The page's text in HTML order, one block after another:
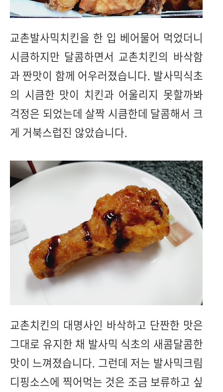
교촌발사믹치킨을 한 입 베어물어 먹었더니
시큼하지만 달콤하면서 교촌치킨의 바삭함
과 짠맛이 함께 어우러졌습니다. 발사믹식초
의 시큼한 맛이 치킨과 어울리지 못할까봐
걱정은 되었는데 살짝 시큼한데 달콤해서 크
게 거북스럽진 않았습니다.
교촌치킨의 대명사인 바삭하고 단짠한 맛은
그대로 유지한 채 발사믹 식초의 새콤달콤한
맛이 느껴졌습니다. 그런데 저는 발사믹크림
디핑소스에 찍어먹는 것은 조금 보류하고 싶